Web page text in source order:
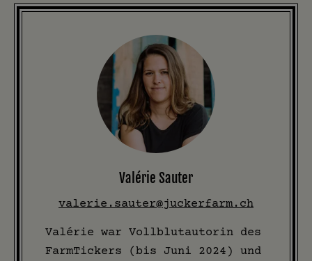
Valérie Sauter
valerie.sauter@juckerfarm.ch
Valérie war Vollblutautorin des
FarmTickers (bis Juni 2024) und